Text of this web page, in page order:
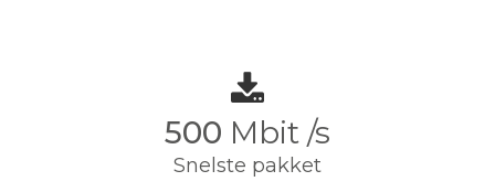
500 Mbit /s
Snelste pakket